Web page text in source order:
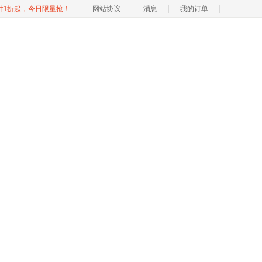
1折起，今日限量抢！ 网站协议 消息 我的订单